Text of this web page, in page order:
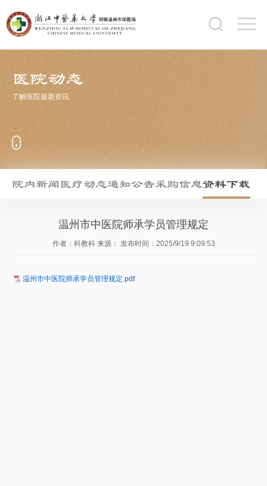
医院动态
了解医院最新资讯
院内新闻 医疗动态通知公告采购信息资料下载
温州市中医院师承学员管理规定
作者：科教科 来源： 发布时间：2025/9/19 9:09:53
温州市中医院师承学员管理规定.pdf